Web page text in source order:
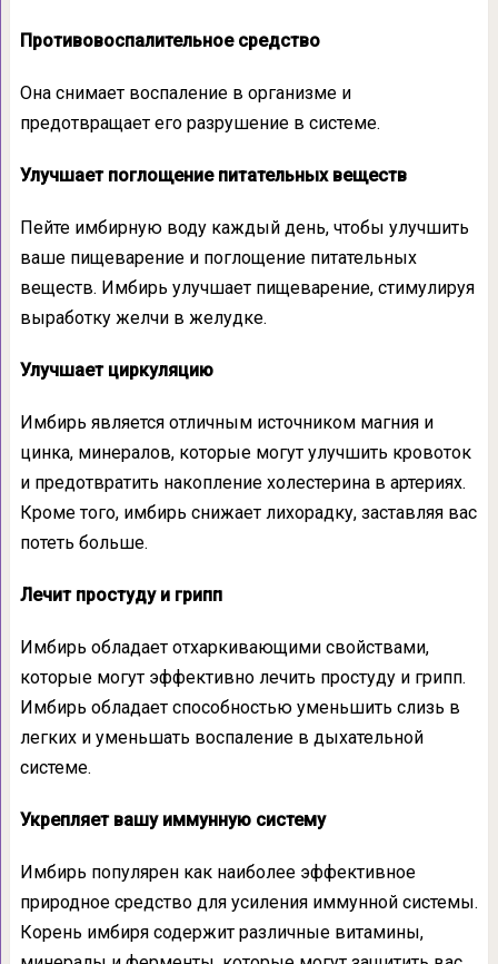
Противовоспалительное средство
Она снимает воспаление в организме и
предотвращает его разрушение в системе.
Улучшает поглощение питательных веществ
Пейте имбирную воду каждый день, чтобы улучшить
ваше пищеварение и поглощение питательных
веществ. Имбирь улучшает пищеварение, стимулируя
выработку желчи в желудке.
Улучшает циркуляцию
Имбирь является отличным источником магния и
цинка, минералов, которые могут улучшить кровоток
и предотвратить накопление холестерина в артериях.
Кроме того, имбирь снижает лихорадку, заставляя вас
потеть больше.
Лечит простуду и грипп
Имбирь обладает отхаркивающими свойствами,
которые могут эффективно лечить простуду и грипп.
Имбирь обладает способностью уменьшить слизь в
легких и уменьшать воспаление в дыхательной
системе.
Укрепляет вашу иммунную систему
Имбирь популярен как наиболее эффективное
природное средство для усиления иммунной системы.
Корень имбиря содержит различные витамины,